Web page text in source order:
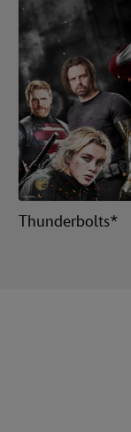
Thunderbolts*